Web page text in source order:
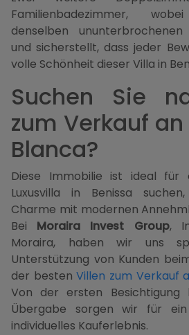
Familienbadezimmer,
denselben
und sicherstellt, dass jeder
volle Schönheit dieser Villa in
Suchen Sie
zum Verkauf
Blanca?
Diese Immobilie ist ideal für
Luxusvilla in Benissa
Charme mit modernen
Bei Moraira Invest Group,
Moraira, haben wir uns
Unterstützung von Kunden
der bestenVillen zum Verkauf
Von der ersten Besichtigung
Übergabe sorgen wir für ein
individuelles Kauferlebnis.